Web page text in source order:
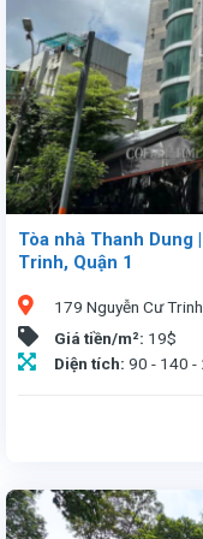
Tòa nhà Thanh Dung
Trinh, Quận 1
179 Nguyễn Cư
Giá tiền/m²: 19$
Diện tích: 90 - 140 -